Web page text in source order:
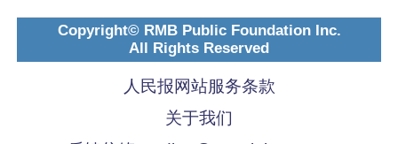
Copyright© RMB Public Foundation Inc.
All Rights Reserved
人民报网站服务条款
关于我们